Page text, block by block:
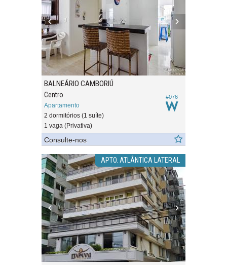
#076
BALNEÁRIO CAMBORIÚ
Centro
Apartamento
2 dormitórios (1 suíte)
1 vaga (Privativa)
Consulte-nos
APTO. ATLÂNTICA LATERAL